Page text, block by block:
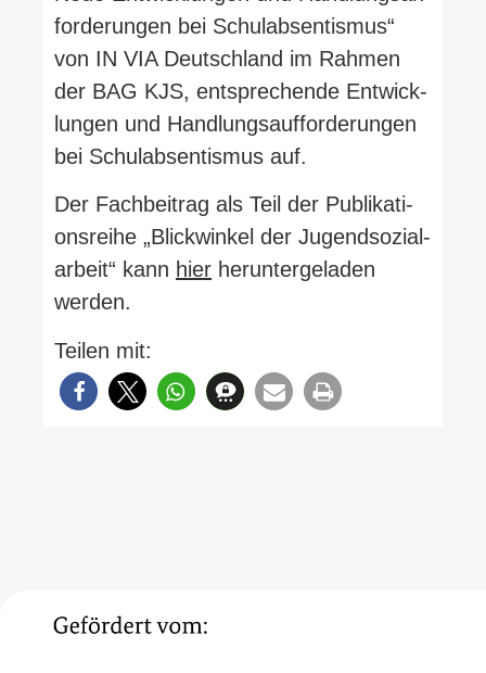
for­de­rungen bei Schul­ab­sen­tismus“
von IN VIA Deutschland im Rahmen
der BAG KJS, ent­spre­chende Ent­wick­
lungen und Hand­lungs­auf­for­de­rungen
bei Schul­ab­sen­tismus auf.
Der Fach­beitrag als Teil der Publi­ka­ti­
ons­reihe „Blick­winkel der Jugend­so­zi­al­
arbeit“ kann hier her­un­ter­ge­laden
werden.
Teilen mit: